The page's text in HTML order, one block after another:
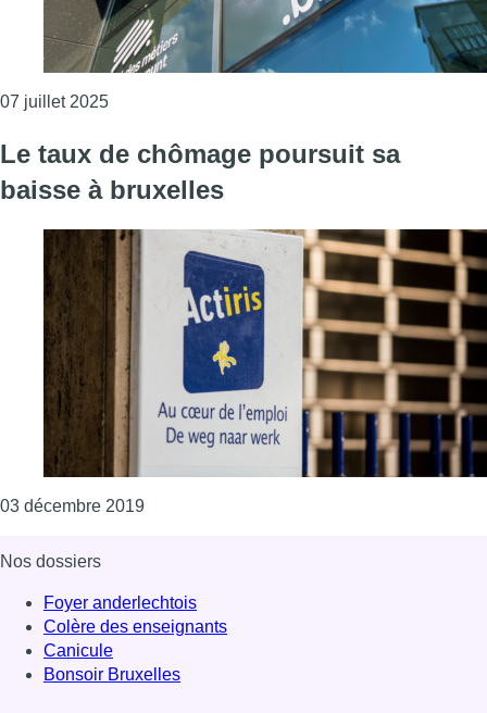
07 juillet 2025Consulter l'article "Taux de chômage stable à
Le taux de chômage poursuit sa
baisse à bruxelles
03 décembre 2019Consulter l'article "Le taux de chômage
Nos dossiers
Foyer anderlechtois
Colère des enseignants
Canicule
Bonsoir Bruxelles